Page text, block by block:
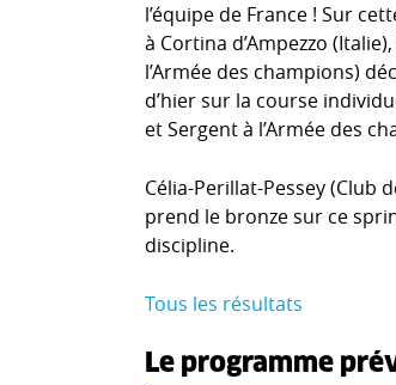
l’équipe de France ! Sur
à Cortina d’Ampezzo
l’Armée des champions)
d’hier sur la course
et Sergent à l’Armée des
Célia-Perillat-Pessey (Club
prend le bronze sur ce
discipline.
Tous les résultats
Le programme